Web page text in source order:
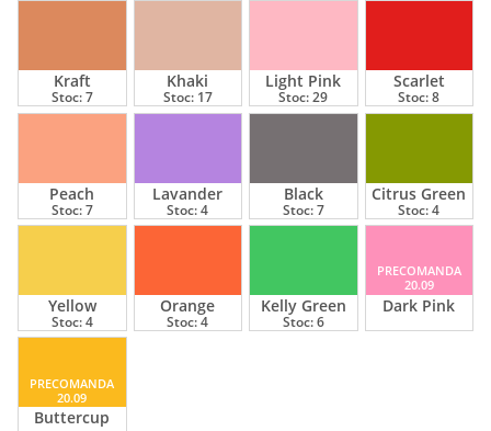
Kraft
Stoc:7
Khaki
Stoc: 17
Light Pink
Stoc:29
Scarlet
Stoc:8
Peach
Stoc:7
Lavander
Stoc:4
Black
Stoc:7
Citrus Green
Stoc:4
Yellow
Stoc:4
Orange
Stoc:4
Kelly Green
Stoc:6
Dark Pink
PRECOMANDA
20.09
Buttercup
PRECOMANDA
20.09